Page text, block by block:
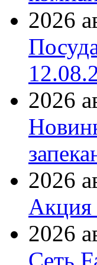
2026
2026
2026
Акция
2026
Сеть